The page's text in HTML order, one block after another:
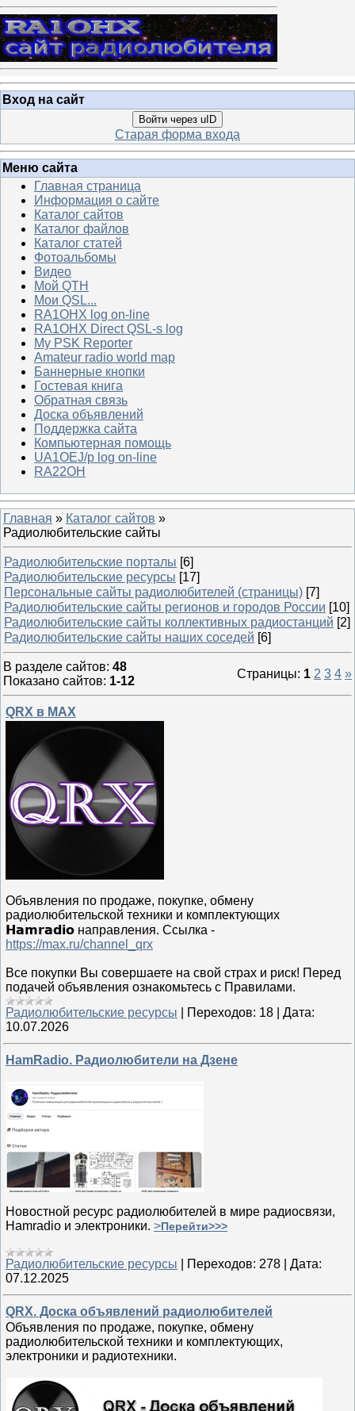
Вход на сайт
Войти через uID
Старая форма входа
Меню сайта
Главная страница
Информация о сайте
Каталог сайтов
Каталог файлов
Каталог статей
Фотоальбомы
Видео
Мой QTH
Мои QSL...
RA1OHX log on-line
RA1OHX Direct QSL-s log
My PSK Reporter
Amateur radio world map
Баннерные кнопки
Гостевая книга
Обратная связь
Доска объявлений
Поддержка сайта
Компьютерная помощь
UA1OEJ/p log on-line
RA22OH
Главная » Каталог сайтов »
Радиолюбительские сайты
Радиолюбительские порталы [6]
Радиолюбительские ресурсы [17]
Персональные сайты радиолюбителей (страницы) [7]
Радиолюбительские сайты регионов и городов России [10]
Радиолюбительские сайты коллективных радиостанций [2]
Радиолюбительские сайты наших соседей [6]
В разделе сайтов: 48
Показано сайтов: 1-12
Страницы: 1 2 3 4 »
QRX в MAX
Объявления по продаже, покупке, обмену
радиолюбительской техники и комплектующих
𝗛𝗮𝗺𝗿𝗮𝗱𝗶𝗼 направления. Ссылка -
https://max.ru/channel_qrx
Все покупки Вы совершаете на свой страх и риск! Перед
подачей объявления ознакомьтесь с Правилами.
Радиолюбительские ресурсы
Переходов: 18
Дата:
10.07.2026
HamRadio. Радиолюбители на Дзене
Новостной ресурс радиолюбителей в мире радиосвязи,
Hamradio и электроники. >Перейти>>>
Радиолюбительские ресурсы Переходов: 278
Дата:
07.12.2025
QRX. Доска объявлений радиолюбителей
Объявления по продаже, покупке, обмену
радиолюбительской техники и комплектующих,
электроники и радиотехники.